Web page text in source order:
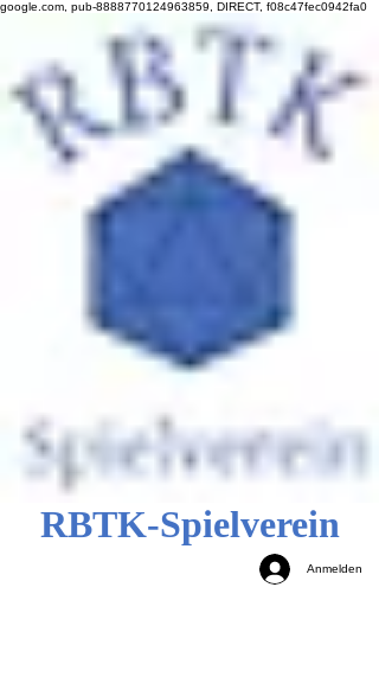
google.com, pub-8888770124963859, DIRECT, f08c47fec0942fa0
RBTK-Spielverein
Anmelden